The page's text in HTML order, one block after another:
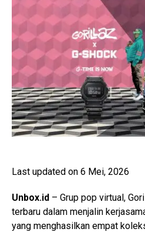
Last updated on 6 Mei, 2026
Unbox.id – Grup pop virtual,
terbaru dalam menjalin
yang menghasilkan empat